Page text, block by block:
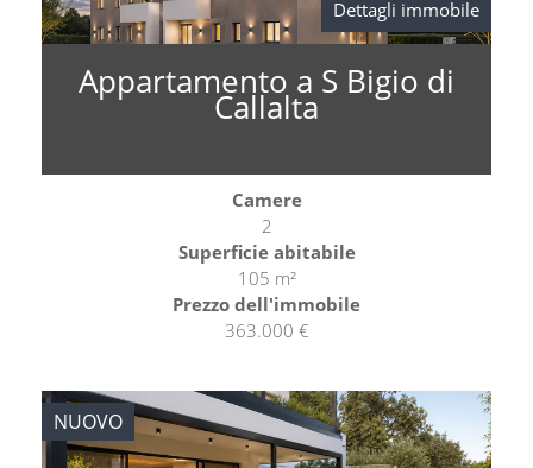
Dettagli immobile
Appartamento a S Bigio di
Callalta
Camere
2
Superficie abitabile
105 m²
Prezzo dell'immobile
363.000 €
NUOVO